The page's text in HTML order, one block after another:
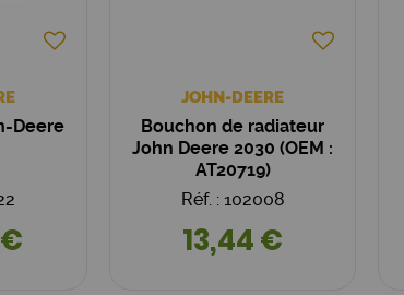
Deere
JOHN-DEERE
Bouchon de radiateur
John Deere 2030 (OEM :
AT20719)
Réf. : 102008
13,44 €